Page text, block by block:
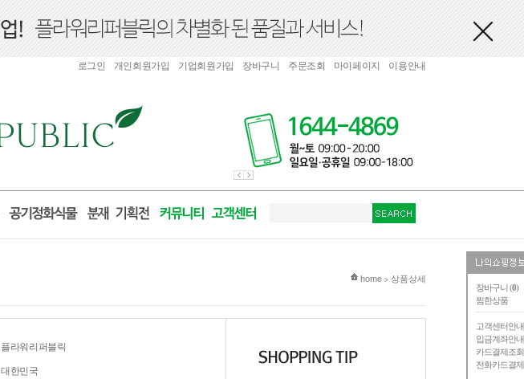
장바구니 (0)
찜한상품
고객센터안내
입금계좌안내
카드결제조회
전화카드결제
로그인 개인회원가입 기업회원가입 장바구니 주문조회 마이페이지 이용안내
현재 위치
home > 상품상세
플라워리퍼블릭
대한민국